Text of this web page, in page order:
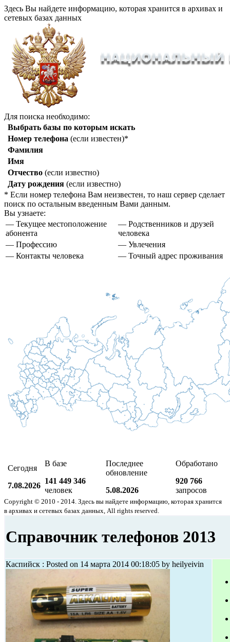
Здесь Вы найдете информацию, которая хранится в архивах и
сетевых базах данных
Для поиска необходимо:
Выбрать базы по которым искать
Номер телефона (если известен)*
Фамилия
Имя
Отчество (если известно)
Дату рождения (если известно)
* Если номер телефона Вам неизвестен, то наш сервер сделает
поиск по остальным введенным Вами данным.
Вы узнаете:
— Текущее местоположение
абонента
— Родственников и друзей
человека
— Профессию
— Увлечения
— Контакты человека
— Точный адрес проживания
Сегодня
7.08.2026
В базе
141 449 346
человек
Последнее
обновление
5.08.2026
Обработано
920 766
запросов
Copyright © 2010 - 2014. Здесь вы найдете информацию, которая хранится
в архивах и сетевых базах данных, All rights reserved.
Справочник телефонов 2013
Каспийск : Posted on 14 марта 2014 00:18:05 by heilyeivin